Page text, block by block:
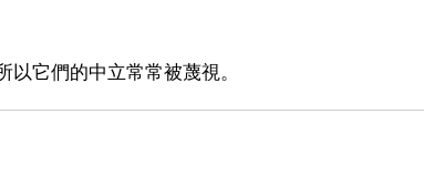
它們的中立常常被蔑視。